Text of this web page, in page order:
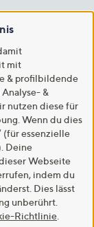
mit
& profilbildende
&
nutzen diese für
Wenn du dies
(für essenzielle
Deine
Webseite
indem du
Dies lässt
unberührt.
Richtlinie